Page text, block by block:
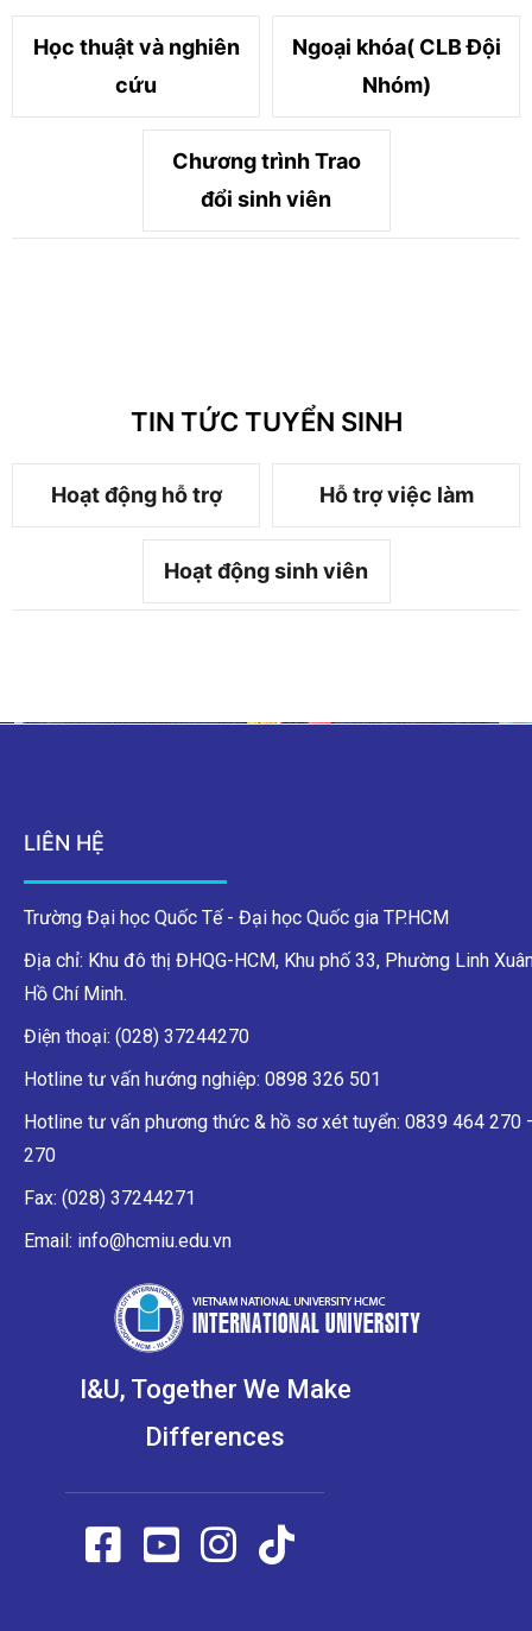
Học thuật và nghiên
cứu
Ngoại khóa( CLB Đội
Nhóm)
Chương trình Trao
đổi sinh viên
TIN TỨC TUYỂN SINH
Hoạt động hỗ trợ Hỗ trợ việc làm
Hoạt động sinh viên
LIÊN HỆ
Trường Đại học Quốc Tế - Đại học Quốc gia TP.HCM
Địa chỉ: Khu đô thị ĐHQG-HCM, Khu phố 33, Phường Linh
Hồ Chí Minh.
Điện thoại: (028) 37244270
Hotline tư vấn hướng nghiệp: 0898 326 501
Hotline tư vấn phương thức & hồ sơ xét tuyển: 0839 464 270
270
Fax: (028) 37244271
Email: info@hcmiu.edu.vn
I&U, Together We Make
Differences